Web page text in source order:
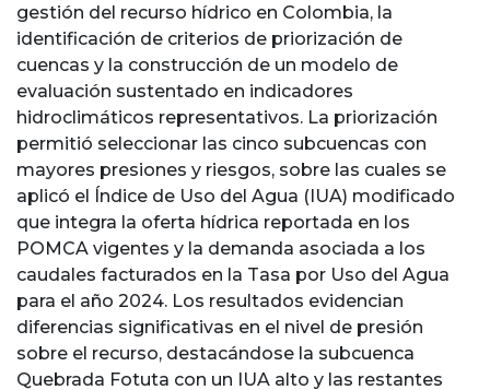
gestión del recurso hídrico en Colombia, la
identificación de criterios de priorización de
cuencas y la construcción de un modelo de
evaluación sustentado en indicadores
hidroclimáticos representativos. La priorización
permitió seleccionar las cinco subcuencas con
mayores presiones y riesgos, sobre las cuales se
aplicó el Índice de Uso del Agua (IUA) modificado
que integra la oferta hídrica reportada en los
POMCA vigentes y la demanda asociada a los
caudales facturados en la Tasa por Uso del Agua
para el año 2024. Los resultados evidencian
diferencias significativas en el nivel de presión
sobre el recurso, destacándose la subcuenca
Quebrada Fotuta con un IUA alto y las restantes